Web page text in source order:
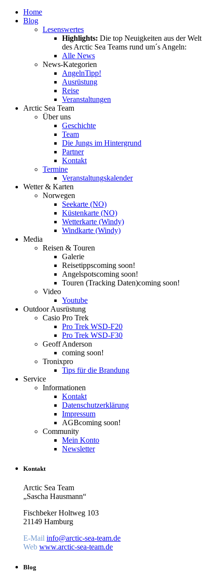
Home
Blog
Lesenswertes
Highlights: Die top Neuigkeiten aus der Welt
des Arctic Sea Teams rund um´s Angeln:
Alle News
News-Kategorien
AngelnTipp!
Ausrüstung
Reise
Veranstaltungen
Arctic Sea Team
Über uns
Geschichte
Team
Die Jungs im Hintergrund
Partner
Kontakt
Termine
Veranstaltungskalender
Wetter & Karten
Norwegen
Seekarte (NO)
Küstenkarte (NO)
Wetterkarte (Windy)
Windkarte (Windy)
Media
Reisen & Touren
Galerie
Reisetippscoming soon!
Angelspotscoming soon!
Touren (Tracking Daten)coming soon!
Video
Youtube
Outdoor Ausrüstung
Casio Pro Trek
Pro Trek WSD-F20
Pro Trek WSD-F30
Geoff Anderson
coming soon!
Tronixpro
Tips für die Brandung
Service
Informationen
Kontakt
Datenschutzerklärung
Impressum
AGBcoming soon!
Community
Mein Konto
Newsletter
Kontakt
Arctic Sea Team
„Sascha Hausmann“
Fischbeker Holtweg 103
21149 Hamburg
E-Mail info@arctic-sea-team.de
Web www.arctic-sea-team.de
Blog